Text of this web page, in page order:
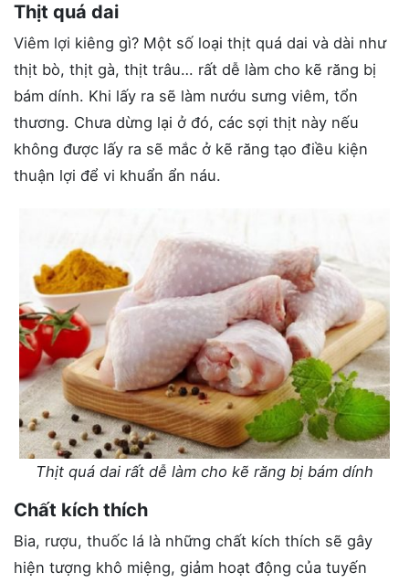
Thịt quá dai
Viêm lợi kiêng gì? Một số loại thịt quá dai và dài như
thịt bò, thịt gà, thịt trâu… rất dễ làm cho kẽ răng bị
bám dính. Khi lấy ra sẽ làm nướu sưng viêm, tổn
thương. Chưa dừng lại ở đó, các sợi thịt này nếu
không được lấy ra sẽ mắc ở kẽ răng tạo điều kiện
thuận lợi để vi khuẩn ẩn náu.
Thịt quá dai rất dễ làm cho kẽ răng bị bám dính
Chất kích thích
Bia, rượu, thuốc lá là những chất kích thích sẽ gây
hiện tượng khô miệng, giảm hoạt động của tuyến